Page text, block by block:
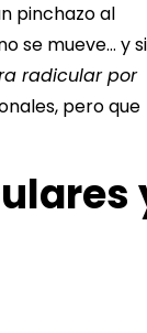
pinchazo al
se mueve… y
radicular por
pero que